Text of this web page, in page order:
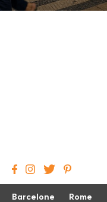
Barcelone Rome